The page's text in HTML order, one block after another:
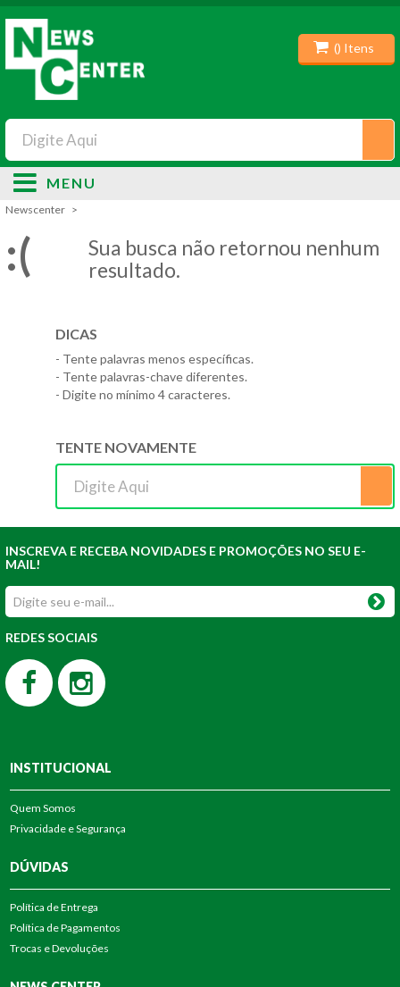
() Itens
MENU
Newscenter
:(
Sua busca não retornou nenhum
resultado.
DICAS
- Tente palavras menos específicas.
- Tente palavras-chave diferentes.
- Digite no mínimo 4 caracteres.
TENTE NOVAMENTE
INSCREVA E RECEBA NOVIDADES E PROMOÇÕES NO SEU E-
MAIL!
REDES SOCIAIS
INSTITUCIONAL
Quem Somos
Privacidade e Segurança
DÚVIDAS
Política de Entrega
Política de Pagamentos
Trocas e Devoluções